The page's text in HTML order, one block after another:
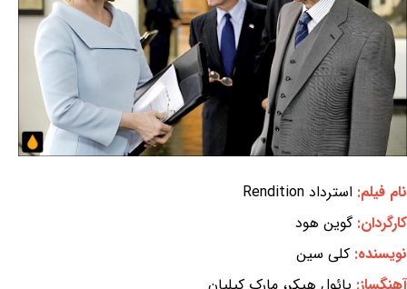
نام فیلم: استرداد Rendition
کارگردان:گوین هود
نویسنده: کلی سین